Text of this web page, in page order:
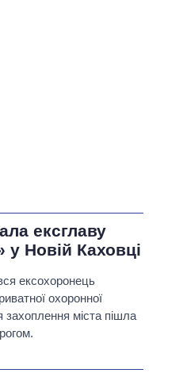
ексглаву
у Новій Каховці
ексохоронець
охоронної
захоплення міста пішла